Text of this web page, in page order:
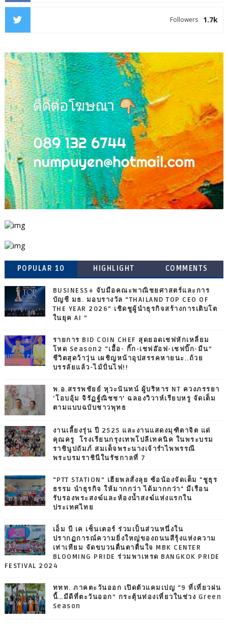
1.7k
Followers
POPULAR 10 HIGHLIGHT COMMENTS
BUSINESS+ จับมือคณะพาณิชยศาสตร์และการ
บัญชี มธ. มอบรางวัล “THAILAND TOP CEO OF
THE YEAR 2026” เชิดชูผู้นำธุรกิจสร้างการเติบโต
ในยุค AI ”
รายการ BID COIN CHEF สุดยอดเชฟหักเหลี่ยม
โหด Season2 “เอื้อ- กิ๊ก-เชฟอ๊อฟ-เชฟบิ๊ก-มีน”
ชีวิตสุดว้าวุ่น เผชิญหน้าอุปสรรคหายนะ..ถ้วย
บรรลัยแล้ว-ไม้ปั่นไฟ!!
พ.อ.สรรพชัยย์ หุวะนันทน์ ผู้บริหาร NT ควงภรรยา
‘โอบอุ้ม จิรัฏฐ์ณิชชา’ ฉลองวิวาห์เรียบหรู จัดเต็ม
ตามแบบฉบับชาวพุทธ
งานเลี้ยงรุ่น ปี 2525 และงานแสดงมุฑิตาจิต แด่
คุณครู โรงเรียนกรุงเทพโปลีเทคนิค ในพระบรม
ราชินูปถัมภ์ สมเด็จพระนางเจ้ารำไพพรรณี
พระบรมราชินีในรัชกาลที่ 7
“PTT STATION” เฮียพลสั่งลุย ซ้อน้องจัดเต็ม "ชูธุร
ธรรม นำธุรกิจ ให้มากกว่า ได้มากกว่า" มีเรือน
รับรองพระสงฆ์และห้องน้ำสงฆ์แห่งแรกใน
ประเทศไทย
เอ็ม บี เค เซ็นเตอร์ ร่วมเป็นส่วนหนึ่งใน
ปรากฏการณ์ความยิ่งใหญ่ของถนนสีรุ้งแห่งความ
เท่าเทียม จัดขบวนตื่นตาตื่นใจ MBK CENTER
BLOOMING PRIDE ร่วมพาเหรด BANGKOK PRIDE
FESTIVAL 2024
ททท. ภาคตะวันออก เปิดตัวแคมเปญ “9 ที่เที่ยวฝน
นี้…มีดีที่ตะวันออก” กระตุ้นท่องเที่ยวในช่วง Green
Season